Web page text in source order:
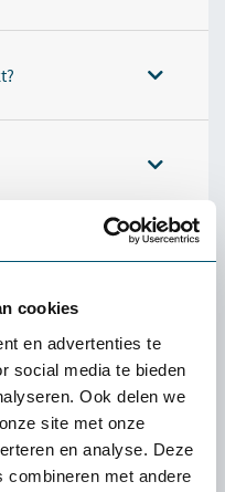
cookies
en advertenties te
social media te bieden
Ook delen we
site met onze
en analyse. Deze
combineren met andere